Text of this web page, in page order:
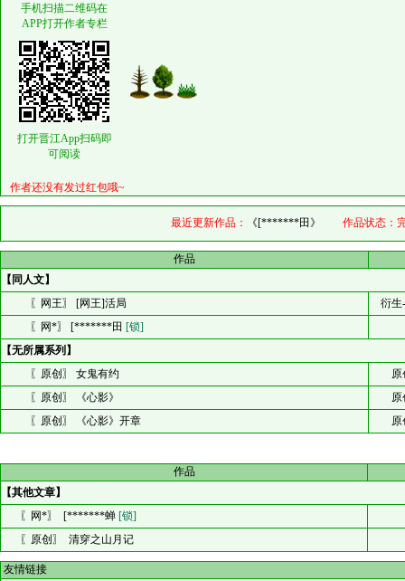
手机扫描二维码在
APP打开作者专栏
打开晋江App扫码即
可阅读
作者还没有发过红包哦~
最近更新作品： 《[*******田》 作品状态：
作品
【同人文】
〖网王〗 [网王]活局
衍生
〖网*〗 [*******田 [锁]
【无所属系列】
〖原创〗 女鬼有约
原
〖原创〗 《心影》
原
〖原创〗 《心影》开章
原
作品
【其他文章】
〖网*〗 [*******蝉 [锁]
〖原创〗 清穿之山月记
友情链接